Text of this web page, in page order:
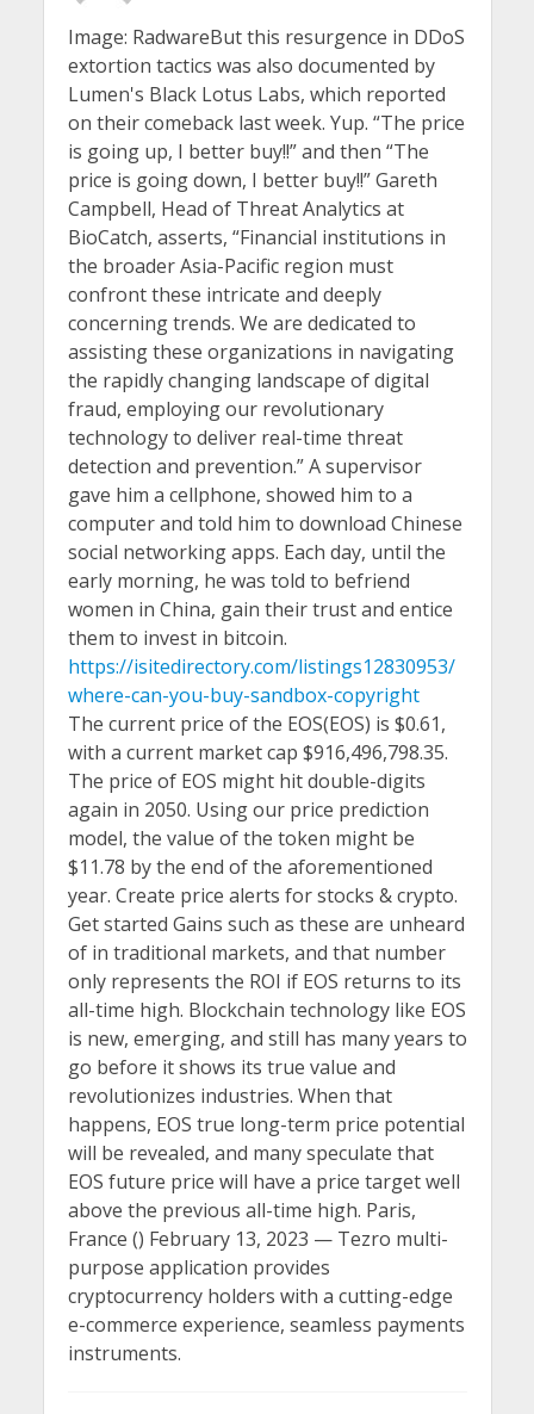
Image: RadwareBut this resurgence in DDoS
extortion tactics was also documented by
Lumen's Black Lotus Labs, which reported
on their comeback last week. Yup. “The price
is going up, I better buy!!” and then “The
price is going down, I better buy!!” Gareth
Campbell, Head of Threat Analytics at
BioCatch, asserts, “Financial institutions in
the broader Asia-Pacific region must
confront these intricate and deeply
concerning trends. We are dedicated to
assisting these organizations in navigating
the rapidly changing landscape of digital
fraud, employing our revolutionary
technology to deliver real-time threat
detection and prevention.” A supervisor
gave him a cellphone, showed him to a
computer and told him to download Chinese
social networking apps. Each day, until the
early morning, he was told to befriend
women in China, gain their trust and entice
them to invest in bitcoin.
https://isitedirectory.com/listings12830953/
where-can-you-buy-sandbox-copyright
The current price of the EOS(EOS) is $0.61,
with a current market cap $916,496,798.35.
The price of EOS might hit double-digits
again in 2050. Using our price prediction
model, the value of the token might be
$11.78 by the end of the aforementioned
year. Create price alerts for stocks & crypto.
Get started Gains such as these are unheard
of in traditional markets, and that number
only represents the ROI if EOS returns to its
all-time high. Blockchain technology like EOS
is new, emerging, and still has many years to
go before it shows its true value and
revolutionizes industries. When that
happens, EOS true long-term price potential
will be revealed, and many speculate that
EOS future price will have a price target well
above the previous all-time high. Paris,
France () February 13, 2023 — Tezro multi-
purpose application provides
cryptocurrency holders with a cutting-edge
e-commerce experience, seamless payments
instruments.